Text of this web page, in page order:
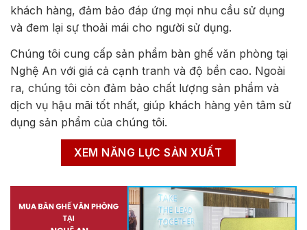
khách hàng, đảm bảo đáp ứng mọi nhu cầu sử dụng
và đem lại sự thoải mái cho người sử dụng.
Chúng tôi cung cấp sản phẩm bàn ghế văn phòng tại
Nghệ An với giá cả cạnh tranh và độ bền cao. Ngoài
ra, chúng tôi còn đảm bảo chất lượng sản phẩm và
dịch vụ hậu mãi tốt nhất, giúp khách hàng yên tâm sử
dụng sản phẩm của chúng tôi.
XEM NĂNG LỰC SẢN XUẤT